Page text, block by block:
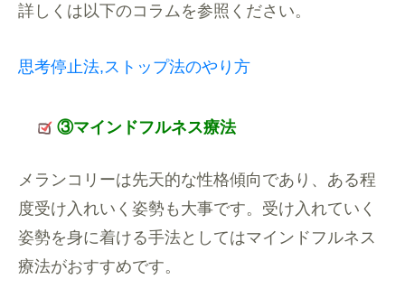
詳しくは以下のコラムを参照ください。
思考停止法,ストップ法のやり方
③マインドフルネス療法
メランコリーは先天的な性格傾向であり、ある程
度受け入れいく姿勢も大事です。受け入れていく
姿勢を身に着ける手法としてはマインドフルネス
療法がおすすめです。